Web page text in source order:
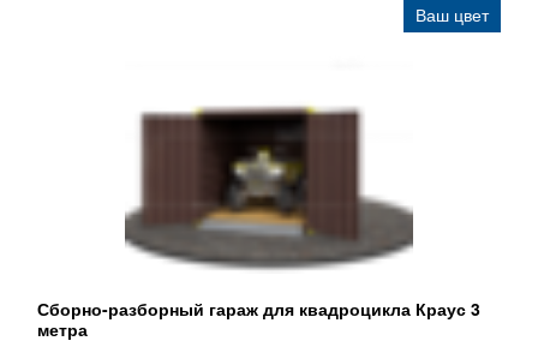
Ваш цвет
Сборно-разборный гараж для квадроцикла Краус 3
метра